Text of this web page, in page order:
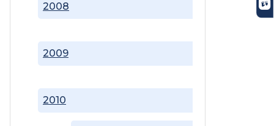
2008
2009
2010